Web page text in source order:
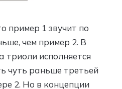
пример 1 звучит по
чем пример 2. В
триоли исполняется
чуть раньше третьей
2. Но в концепции